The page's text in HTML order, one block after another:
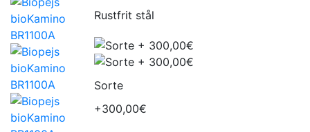
Rustfrit stål
Sorte
+300,00€